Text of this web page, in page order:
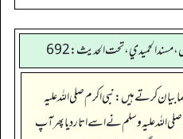
مسند الحميدي، تحت الحديث:692
بیان کرتے ہیں:نبی اکرم صلی اللہ علیہ
اللہ علیہ وسلم نے اسے اتاردیا پھر آپ